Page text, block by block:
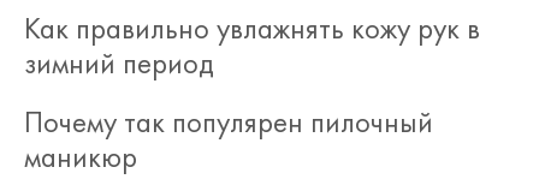
Как правильно увлажнять кожу рук в
зимний период
Почему так популярен пилочный
маникюр